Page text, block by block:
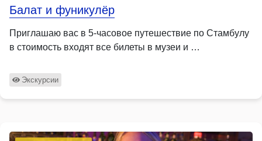
Балат и фуникулёр
Приглашаю вас в 5-часовое путешествие по Стамбулу
в стоимость входят все билеты в музеи и …
Экскурсии